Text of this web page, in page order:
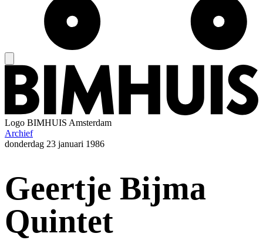
Logo BIMHUIS Amsterdam
Archief
donderdag 23 januari 1986
Geertje Bijma
Quintet